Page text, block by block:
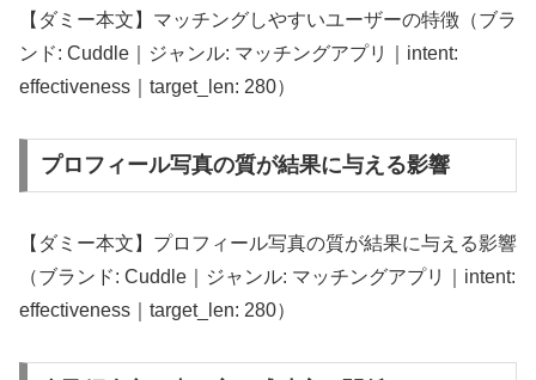
【ダミー本文】マッチングしやすいユーザーの特徴（ブラ
ンド: Cuddle｜ジャンル: マッチングアプリ｜intent:
effectiveness｜target_len: 280）
プロフィール写真の質が結果に与える影響
【ダミー本文】プロフィール写真の質が結果に与える影響
（ブランド: Cuddle｜ジャンル: マッチングアプリ｜intent:
effectiveness｜target_len: 280）